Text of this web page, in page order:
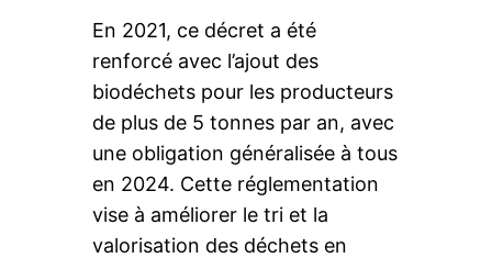
En 2021, ce décret a été
renforcé avec l’ajout des
biodéchets pour les producteurs
de plus de 5 tonnes par an, avec
une obligation généralisée à tous
en 2024. Cette réglementation
vise à améliorer le tri et la
valorisation des déchets en